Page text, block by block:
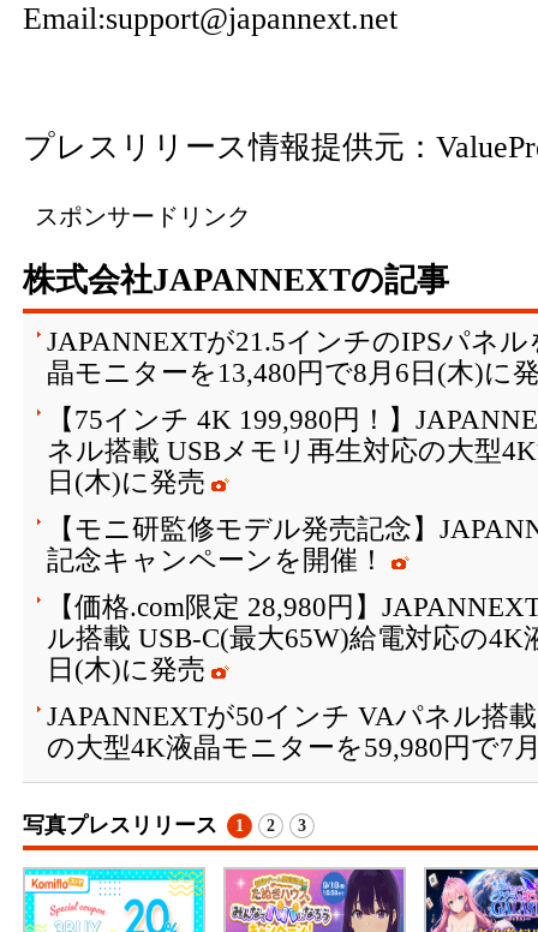
Email:support@japannext.net
プレスリリース情報提供元：
スポンサードリンク
株式会社JAPANNEXTの記事
JAPANNEXTが21.5インチのIPSパネ
晶モニターを13,480円で8月6日(木)に
【75インチ 4K 199,980円！】
ネル搭載 USBメモリ再生対応の大型
日(木)に発売
【モニ研監修モデル発売記念】
記念キャンペーンを開催！
【価格.com限定 28,980円】
ル搭載 USB-C(最大65W)給電対応の
日(木)に発売
JAPANNEXTが50インチ VAパネル搭
の大型4K液晶モニターを59,980円で7
写真プレスリリース 1 2 3